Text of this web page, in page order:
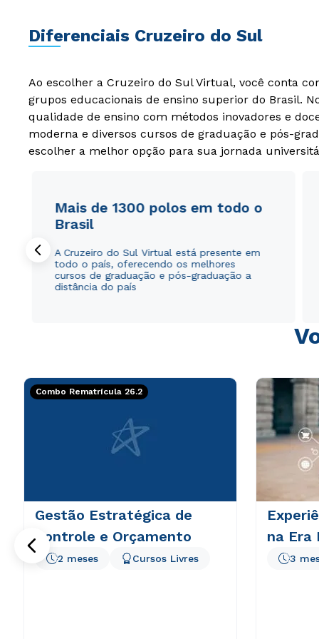
Diferenciais Cruzeiro do Sul
Ao escolher a Cruzeiro do Sul Virtual, você conta
grupos educacionais de ensino superior do Brasil.
qualidade de ensino com métodos inovadores e
moderna e diversos cursos de graduação e pós-
escolher a melhor opção para sua jornada
Mais de 1300 polos em todo o
Brasil
A Cruzeiro do Sul Virtual está presente em
todo o país, oferecendo os melhores
cursos de graduação e pós-graduação a
distância do país
Combo Rematrícula 26.2
Gestão Estratégica de
Controle e Orçamento
2 meses Cursos Livres
na Era
3